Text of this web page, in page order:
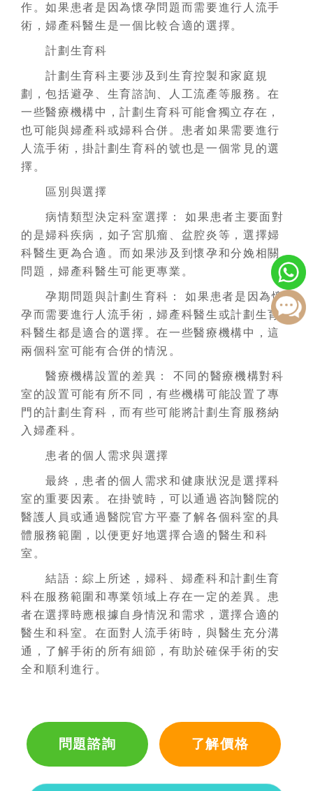
作。如果患者是因為懷孕問題而需要進行人流手
術，婦產科醫生是一個比較合適的選擇。
計劃生育科
計劃生育科主要涉及到生育控製和家庭規
劃，包括避孕、生育諮詢、人工流產等服務。在
一些醫療機構中，計劃生育科可能會獨立存在，
也可能與婦產科或婦科合併。患者如果需要進行
人流手術，掛計劃生育科的號也是一個常見的選
擇。
區別與選擇
病情類型決定科室選擇： 如果患者主要面對
的是婦科疾病，如子宮肌瘤、盆腔炎等，選擇婦
科醫生更為合適。而如果涉及到懷孕和分娩相關
問題，婦產科醫生可能更專業。
孕期問題與計劃生育科： 如果患者是因為懷
孕而需要進行人流手術，婦產科醫生或計劃生育
科醫生都是適合的選擇。在一些醫療機構中，這
兩個科室可能有合併的情況。
醫療機構設置的差異： 不同的醫療機構對科
室的設置可能有所不同，有些機構可能設置了專
門的計劃生育科，而有些可能將計劃生育服務納
入婦產科。
患者的個人需求與選擇
最終，患者的個人需求和健康狀況是選擇科
室的重要因素。在掛號時，可以通過咨詢醫院的
醫護人員或通過醫院官方平臺了解各個科室的具
體服務範圍，以便更好地選擇合適的醫生和科
室。
結語：綜上所述，婦科、婦產科和計劃生育
科在服務範圍和專業領域上存在一定的差異。患
者在選擇時應根據自身情況和需求，選擇合適的
醫生和科室。在面對人流手術時，與醫生充分溝
通，了解手術的所有細節，有助於確保手術的安
全和順利進行。
問題諮詢 了解價格